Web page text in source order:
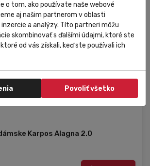
Zľava Novinka
Karpos Alagna 2.0
o tom, ako používate naše webové
aj našim partnerom v oblasti
a analýzy. Títo partneri môžu
skombinovať s ďalšími údajmi, ktoré ste
od vás získali, keď ste používali ich
Povoliť všetko